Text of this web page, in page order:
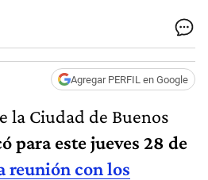
Agregar PERFIL en Google
la Ciudad de Buenos
para este jueves 28 de
reunión con los